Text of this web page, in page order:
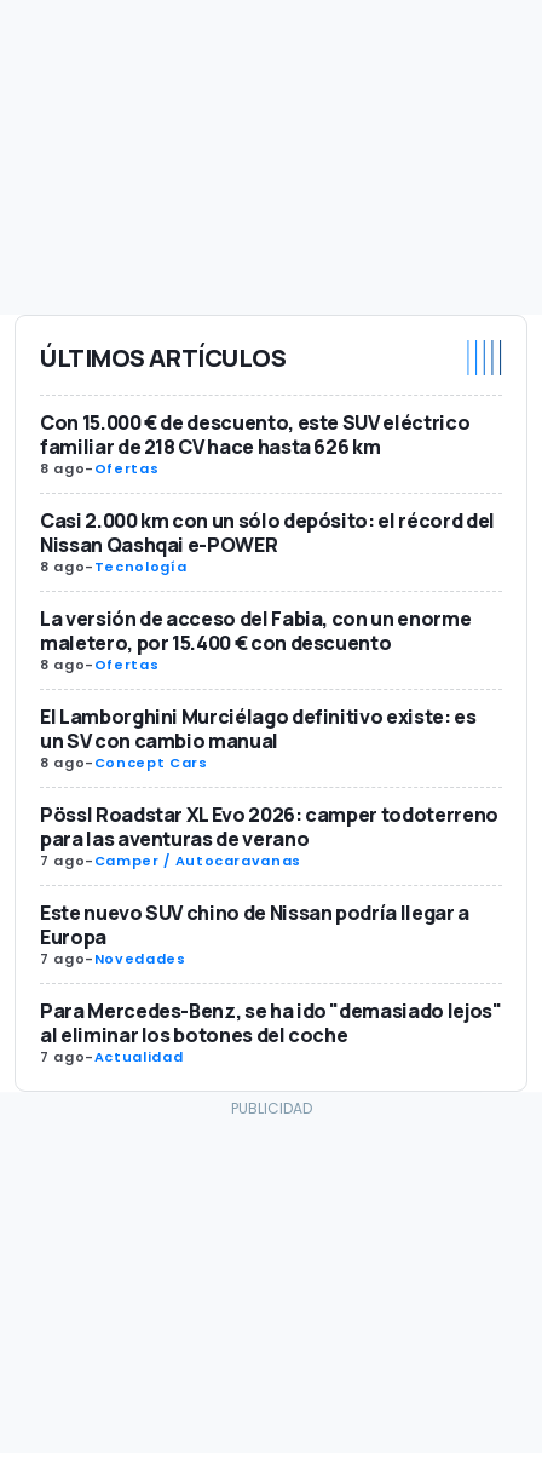
ÚLTIMOS ARTÍCULOS
Con 15.000 € de descuento, este SUV eléctrico
familiar de 218 CV hace hasta 626 km
8 ago-Ofertas
Casi 2.000 km con un sólo depósito: el récord del
Nissan Qashqai e-POWER
8 ago-Tecnología
La versión de acceso del Fabia, con un enorme
maletero, por 15.400 € con descuento
8 ago-Ofertas
El Lamborghini Murciélago definitivo existe: es
un SV con cambio manual
8 ago-Concept Cars
Pössl Roadstar XL Evo 2026: camper todoterreno
para las aventuras de verano
7 ago-Camper / Autocaravanas
Este nuevo SUV chino de Nissan podría llegar a
Europa
7 ago-Novedades
Para Mercedes-Benz, se ha ido "demasiado lejos"
al eliminar los botones del coche
7 ago-Actualidad